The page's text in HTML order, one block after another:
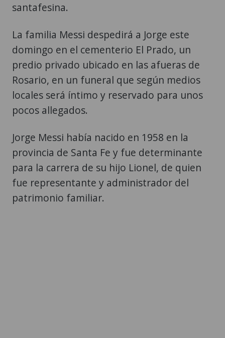
santafesina.
La familia Messi despedirá a Jorge este
domingo en el cementerio El Prado, un
predio privado ubicado en las afueras de
Rosario, en un funeral que según medios
locales será íntimo y reservado para unos
pocos allegados.
Jorge Messi había nacido en 1958 en la
provincia de Santa Fe y fue determinante
para la carrera de su hijo Lionel, de quien
fue representante y administrador del
patrimonio familiar.